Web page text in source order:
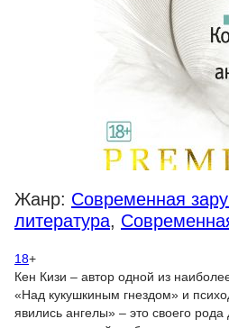
Жанр: Современная
литература,
18+
Кен Кизи – автор одной из
«Над кукушкиным гнездом» и
явились ангелы» – это своего рода